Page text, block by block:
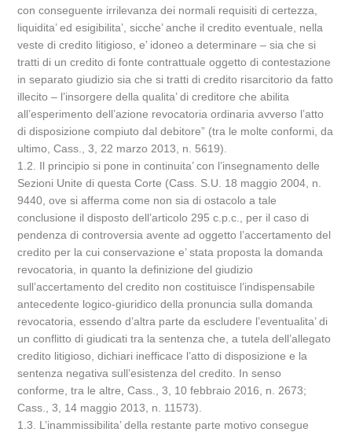
con conseguente irrilevanza dei normali requisiti di certezza,
liquidita’ ed esigibilita’, sicche’ anche il credito eventuale, nella
veste di credito litigioso, e’ idoneo a determinare – sia che si
tratti di un credito di fonte contrattuale oggetto di contestazione
in separato giudizio sia che si tratti di credito risarcitorio da fatto
illecito – l’insorgere della qualita’ di creditore che abilita
all’esperimento dell’azione revocatoria ordinaria avverso l’atto
di disposizione compiuto dal debitore” (tra le molte conformi, da
ultimo, Cass., 3, 22 marzo 2013, n. 5619).
1.2. Il principio si pone in continuita’ con l’insegnamento delle
Sezioni Unite di questa Corte (Cass. S.U. 18 maggio 2004, n.
9440, ove si afferma come non sia di ostacolo a tale
conclusione il disposto dell’articolo 295 c.p.c., per il caso di
pendenza di controversia avente ad oggetto l’accertamento del
credito per la cui conservazione e’ stata proposta la domanda
revocatoria, in quanto la definizione del giudizio
sull’accertamento del credito non costituisce l’indispensabile
antecedente logico-giuridico della pronuncia sulla domanda
revocatoria, essendo d’altra parte da escludere l’eventualita’ di
un conflitto di giudicati tra la sentenza che, a tutela dell’allegato
credito litigioso, dichiari inefficace l’atto di disposizione e la
sentenza negativa sull’esistenza del credito. In senso
conforme, tra le altre, Cass., 3, 10 febbraio 2016, n. 2673;
Cass., 3, 14 maggio 2013, n. 11573).
1.3. L’inammissibilita’ della restante parte motivo consegue